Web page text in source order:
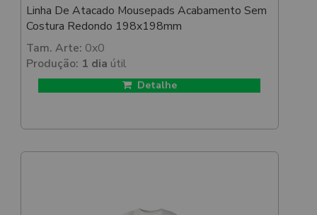
Linha De Atacado Mousepads Acabamento Sem
Costura Redondo 198x198mm
Tam. Arte: 0x0
Produção: 1 dia útil
Detalhe